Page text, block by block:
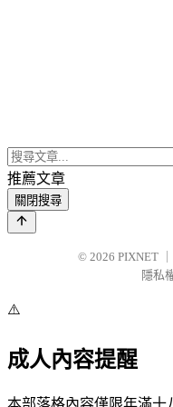
推薦文章
關閉搜尋
© 2026 PIXNET
隱私
⚠️
成人內容提醒
本部落格內容僅限年滿十